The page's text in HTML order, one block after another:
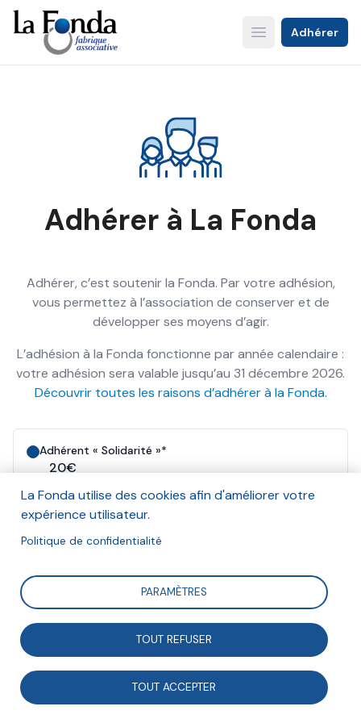
Aller
au
contenu
principal
Open main menu
Adhérer
Adhérer à La Fonda
Adhérer, c’est soutenir la Fonda. Par votre adhésion,
vous permettez à l’association de conserver et de
développer ses moyens d’agir.
L’adhésion à la Fonda fonctionne par année calendaire :
votre adhésion sera valable jusqu’au 31 décembre 2026.
Découvrir toutes les raisons d’adhérer à la Fonda.
Adhérent « Solidarité »*
20€
60€
Adhérent « Engagé »
120€
41€ après réduction fiscale
Adhérent « Bienfaiteur »
€
La Fonda utilise des cookies afin d'améliorer votre
expérience utilisateur.
Politique de confidentialité
PARAMÈTRES
TOUT REFUSER
TOUT ACCEPTER